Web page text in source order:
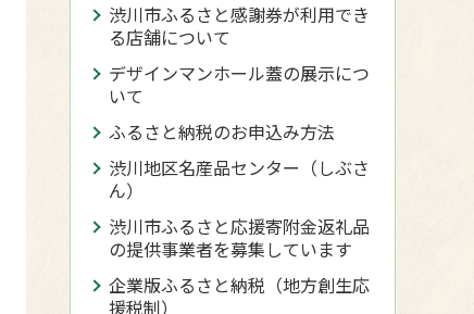
渋川市ふるさと感謝券が利用でき
る店舗について
デザインマンホール蓋の展示につ
いて
ふるさと納税のお申込み方法
渋川地区名産品センター（しぶさ
ん）
渋川市ふるさと応援寄附金返礼品
の提供事業者を募集しています
企業版ふるさと納税（地方創生応
援税制）